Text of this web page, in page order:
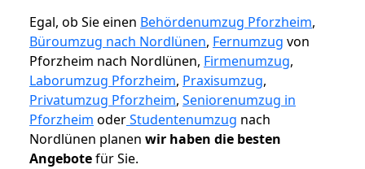
Egal, ob Sie einen Behördenumzug Pforzheim,
Büroumzug nach Nordlünen, Fernumzug von
Pforzheim nach Nordlünen, Firmenumzug,
Laborumzug Pforzheim, Praxisumzug,
Privatumzug Pforzheim, Seniorenumzug in
Pforzheim oderStudentenumzug nach
Nordlünen planen wir haben die besten
Angebotefür Sie.